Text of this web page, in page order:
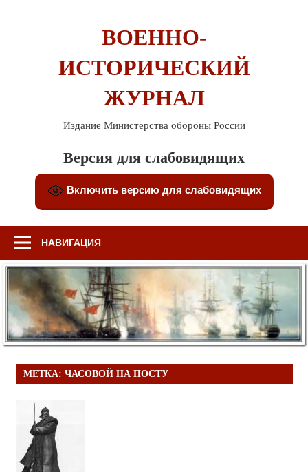
ВОЕННО-
ИСТОРИЧЕСКИЙ
ЖУРНАЛ
Издание Министерства обороны России
Версия для слабовидящих
Включить версию для слабовидящих
НАВИГАЦИЯ
МЕТКА: ЧАСОВОЙ НА ПОСТУ